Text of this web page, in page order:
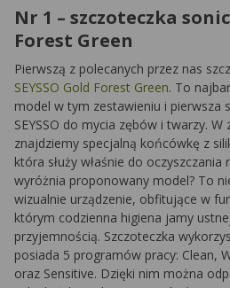
Nr 1 – szczoteczka
Forest Green
Pierwszą z polecanych przez nas
SEYSSO Gold Forest Green. To
model w tym zestawieniu i pierwsza
SEYSSO do mycia zębów i twarzy.
znajdziemy specjalną końcówkę z
która służy właśnie do oczyszczania
wyróżnia proponowany model? To
wizualnie urządzenie, obfitujące w
którym codzienna higiena jamy
przyjemnością. Szczoteczka
posiada 5 programów pracy: Clean,
oraz Sensitive. Dzięki nim można